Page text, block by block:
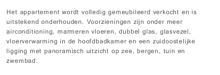
Het appartement wordt volledig gemeubileerd verkocht en is
uitstekend onderhouden. Voorzieningen zijn onder meer
airconditioning, marmeren vloeren, dubbel glas, glasvezel,
vloerverwarming in de hoofdbadkamer en een zuidoostelijke
ligging met panoramisch uitzicht op zee, bergen, tuin en
zwembad.